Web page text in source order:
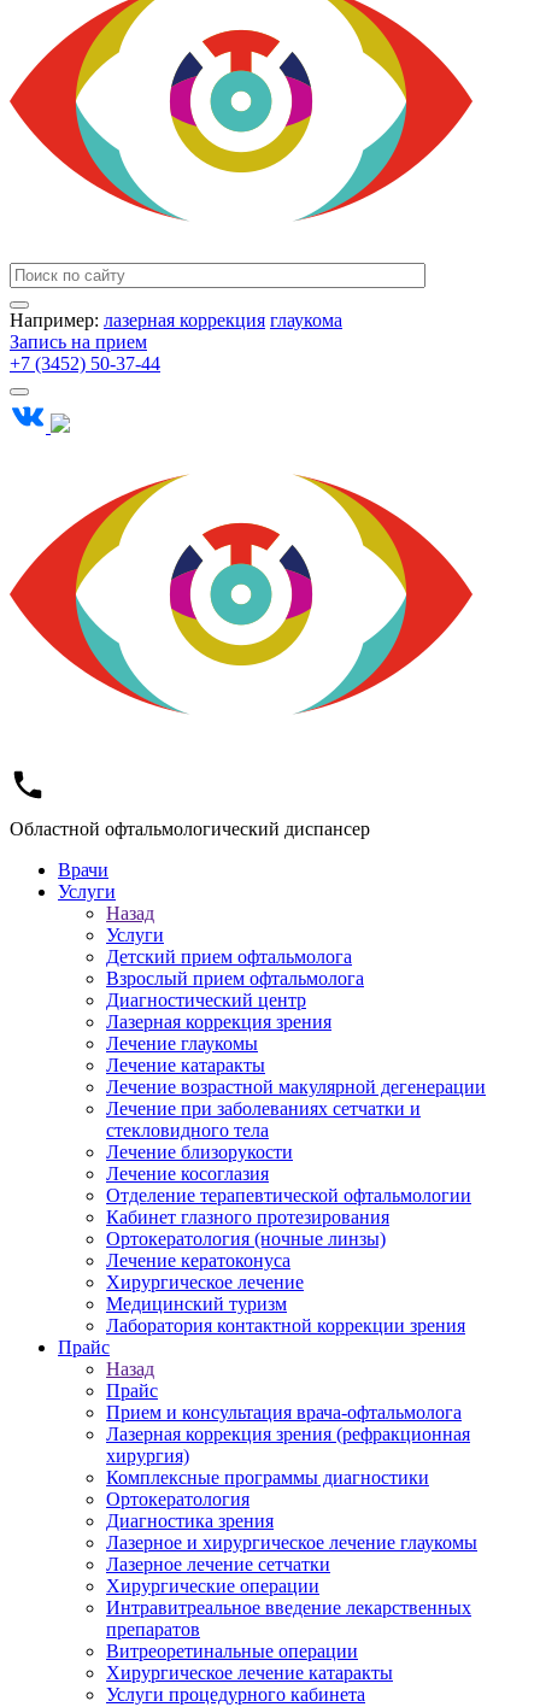
Например: лазерная коррекция глаукома
Запись на прием
+7 (3452) 50-37-44
Областной офтальмологический диспансер
Врачи
Услуги
Назад
Услуги
Детский прием офтальмолога
Взрослый прием офтальмолога
Диагностический центр
Лазерная коррекция зрения
Лечение глаукомы
Лечение катаракты
Лечение возрастной макулярной дегенерации
Лечение при заболеваниях сетчатки и
стекловидного тела
Лечение близорукости
Лечение косоглазия
Отделение терапевтической офтальмологии
Кабинет глазного протезирования
Ортокератология (ночные линзы)
Лечение кератоконуса
Хирургическое лечение
Медицинский туризм
Лаборатория контактной коррекции зрения
Прайс
Назад
Прайс
Прием и консультация врача-офтальмолога
Лазерная коррекция зрения (рефракционная
хирургия)
Комплексные программы диагностики
Ортокератология
Диагностика зрения
Лазерное и хирургическое лечение глаукомы
Лазерное лечение сетчатки
Хирургические операции
Интравитреальное введение лекарственных
препаратов
Витреоретинальные операции
Хирургическое лечение катаракты
Услуги процедурного кабинета